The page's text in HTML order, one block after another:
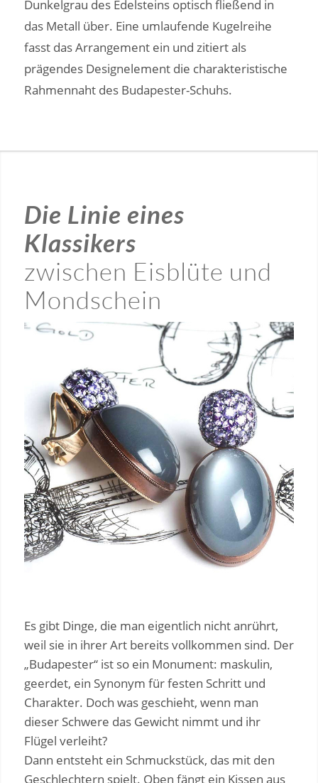
Dunkelgrau des Edelsteins optisch fließend in
das Metall über. Eine umlaufende Kugelreihe
fasst das Arrangement ein und zitiert als
prägendes Designelement die charakteristische
Rahmennaht des Budapester-Schuhs.
Die Linie eines
Klassikers
zwischen Eisblüte und
Mondschein
Es gibt Dinge, die man eigentlich nicht anrührt,
weil sie in ihrer Art bereits vollkommen sind. Der
„Budapester“ ist so ein Monument: maskulin,
geerdet, ein Synonym für festen Schritt und
Charakter. Doch was geschieht, wenn man
dieser Schwere das Gewicht nimmt und ihr
Flügel verleiht?
Dann entsteht ein Schmuckstück, das mit den
Geschlechtern spielt. Oben fängt ein Kissen aus